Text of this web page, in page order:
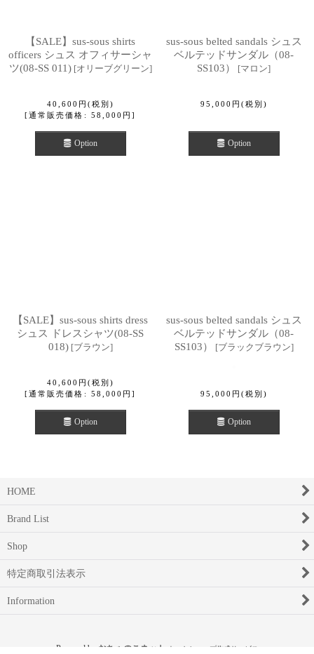
【SALE】sus-sous shirts
officers シュス オフィサーシャ
ツ(08-SS 011) [オリーブグリーン]
40,600 円 (税別)
[通常販売価格 : 58,000 円 ]
Option
sus-sous belted sandals シュス
ベルテッドサンダル（08-
SS103）
[マロン]
95,000 円 (税別)
Option
【SALE】sus-sous shirts dress
シュス ドレスシャツ(08-SS
018) [ブラウン]
40,600 円 (税別)
[通常販売価格 : 58,000 円 ]
Option
sus-sous belted sandals シュス
ベルテッドサンダル（08-
SS103）
[ブラックブラウン]
95,000 円 (税別)
Option
HOME
Brand List
Shop
特定商取引法表示
Information
Powered by おちゃのこネット ネットショップ作成サービス